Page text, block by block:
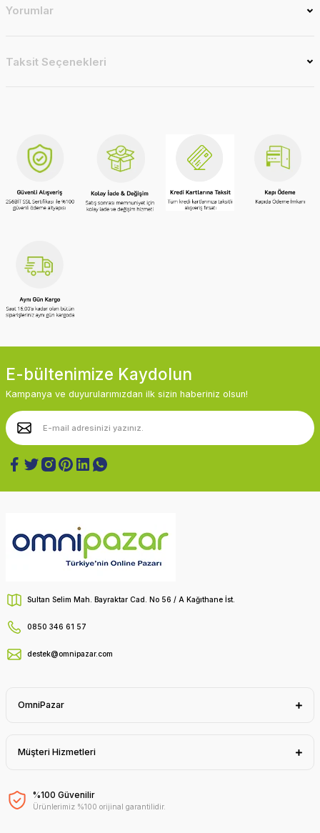
Yorumlar
Taksit Seçenekleri
E-bültenimize Kaydolun
Kampanya ve duyurularımızdan ilk sizin haberiniz olsun!
Sultan Selim Mah. Bayraktar Cad. No 56 / A Kağıthane İst.
0850 346 61 57
destek@omnipazar.com
OmniPazar
Müşteri Hizmetleri
%100 Güvenilir
Ürünlerimiz %100 orijinal garantilidir.